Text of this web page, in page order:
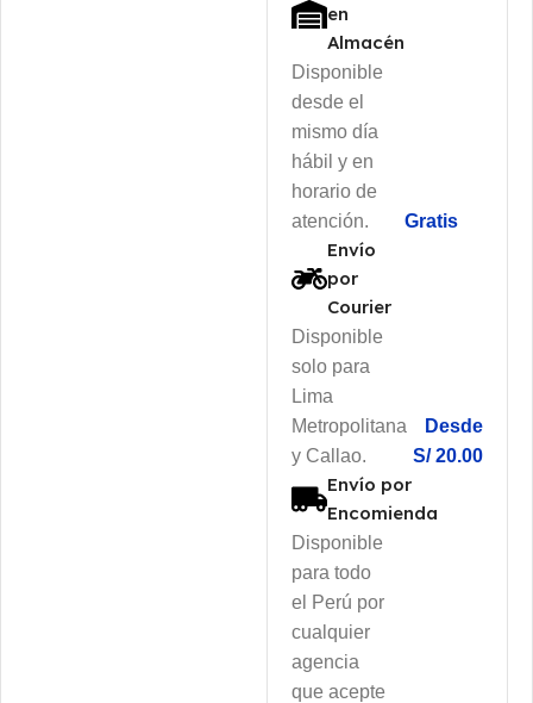
en
Almacén
Disponible
desde el
mismo día
hábil y en
horario de
atención.
Gratis
Envío
por
Courier
Disponible
solo para
Lima
Metropolitana
y Callao.
Desde
S/ 20.00
Envío por
Encomienda
Disponible
para todo
el Perú por
cualquier
agencia
que acepte